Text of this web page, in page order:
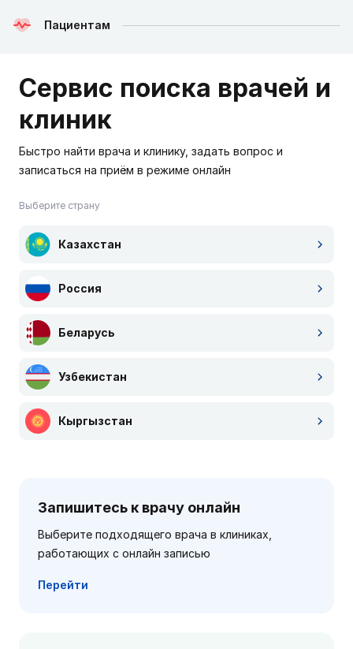
Пациентам
Сервис поиска врачей и
клиник
Быстро найти врача и клинику, задать вопрос и
записаться на приём в режиме онлайн
Выберите страну
Казахстан
Россия
Беларусь
Узбекистан
Кыргызстан
Запишитесь к врачу онлайн
Выберите подходящего врача в клиниках,
работающих с онлайн записью
Перейти